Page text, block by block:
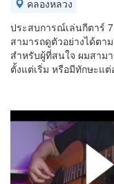
คลองหลวง
ประสบการณ์เล่นกีตาร์
สามารถดูตัวอย่างได้ตา
สำหรับผู้ที่สนใจ ผมสาม
ตั้งแต่เริ่ม หรือมีทักษะแ